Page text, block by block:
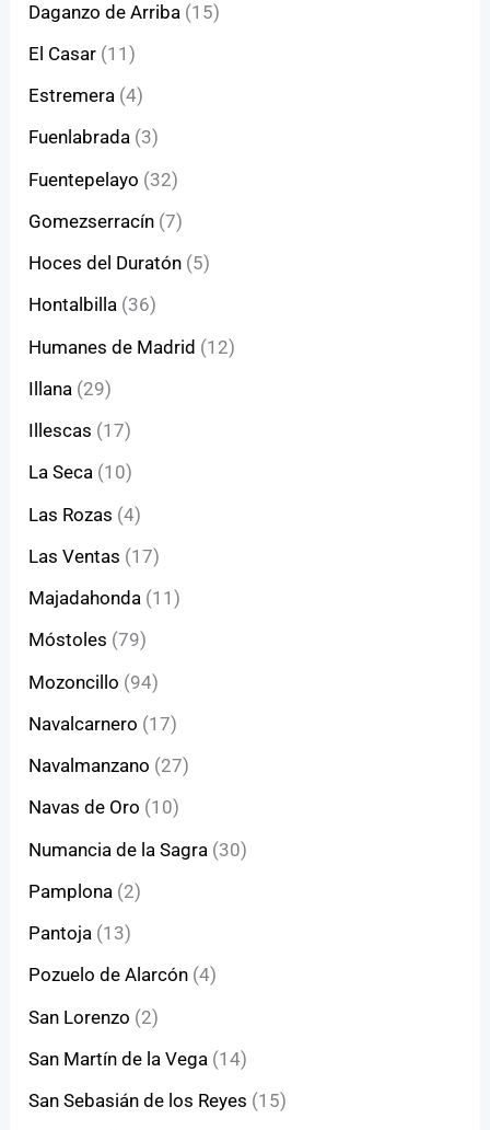
Daganzo de Arriba (15)
El Casar (11)
Estremera (4)
Fuenlabrada (3)
Fuentepelayo (32)
Gomezserracín (7)
Hoces del Duratón (5)
Hontalbilla (36)
Humanes de Madrid (12)
Illana (29)
Illescas (17)
La Seca (10)
Las Rozas (4)
Las Ventas (17)
Majadahonda (11)
Móstoles (79)
Mozoncillo (94)
Navalcarnero (17)
Navalmanzano (27)
Navas de Oro (10)
Numancia de la Sagra (30)
Pamplona (2)
Pantoja (13)
Pozuelo de Alarcón (4)
San Lorenzo (2)
San Martín de la Vega (14)
San Sebasián de los Reyes (15)